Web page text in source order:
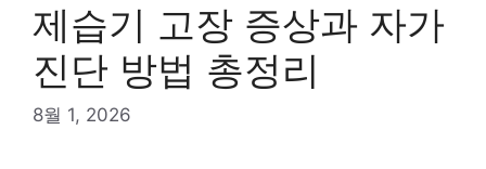
제습기 고장 증상과 자가
진단 방법 총정리
8월 1, 2026